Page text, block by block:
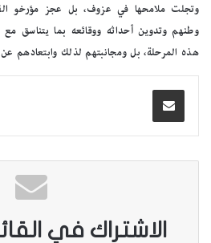
وطنهم وتدوين أحداثه ووقائعه بما يتناسق
هذه المرحلة، بل ومجانبتهم لذلك وابتعادهم
الاشتراك في